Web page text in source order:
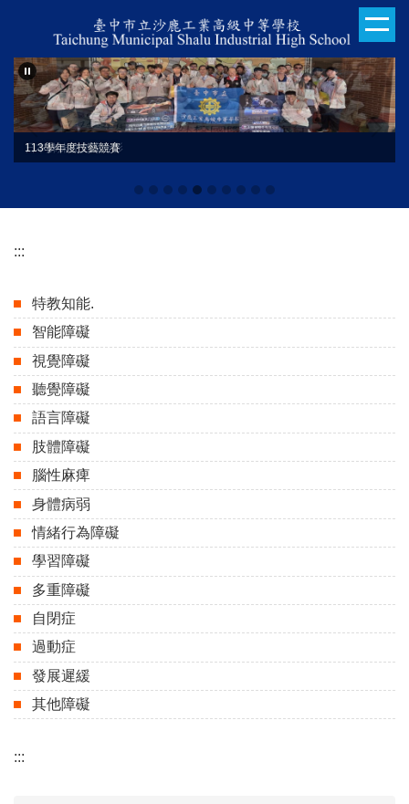
主
要
內
容
日本姊妹校交流合影
113學年度技藝競賽
:::
特教知能.
智能障礙
視覺障礙
聽覺障礙
語言障礙
肢體障礙
腦性麻痺
身體病弱
情緒行為障礙
學習障礙
多重障礙
自閉症
過動症
發展遲緩
其他障礙
:::